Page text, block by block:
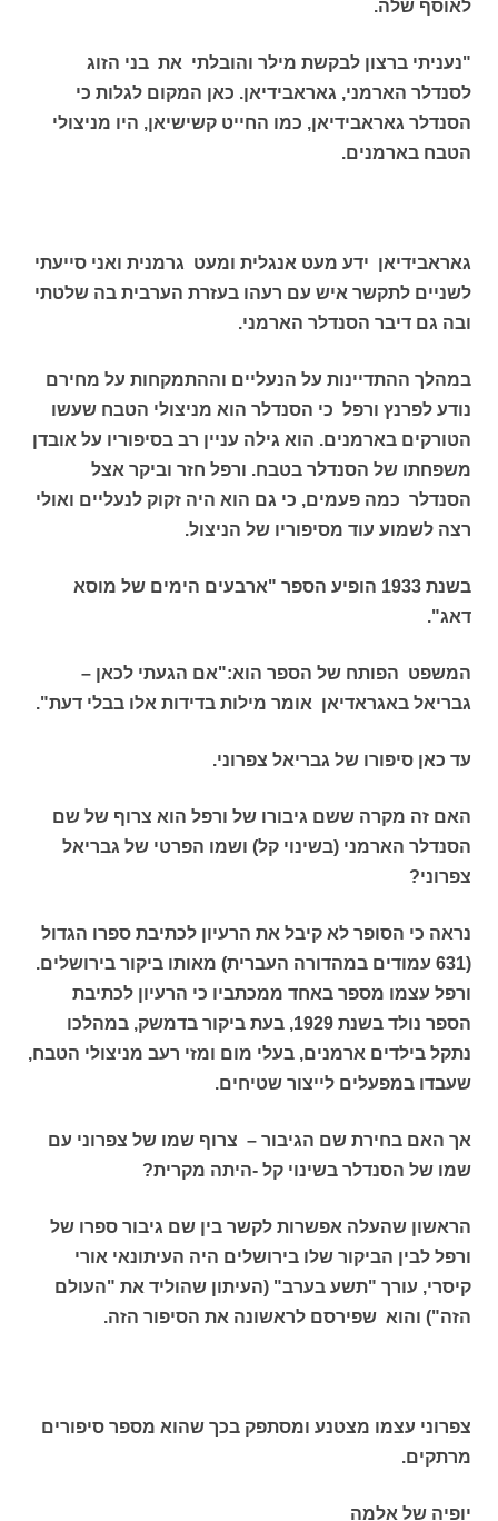
לאוסף שלה.
"נעניתי ברצון לבקשת מילר והובלתי את בני הזוג
לסנדלר הארמני, גאראבידיאן. כאן המקום לגלות כי
הסנדלר גאראבידיאן, כמו החייט קשישיאן, היו מניצולי
הטבח בארמנים.
גאראבידיאן ידע מעט אנגלית ומעט גרמנית ואני סייעתי
לשניים לתקשר איש עם רעהו בעזרת הערבית בה שלטתי
ובה גם דיבר הסנדלר הארמני.
במהלך ההתדיינות על הנעליים וההתמקחות על מחירם
נודע לפרנץ ורפל כי הסנדלר הוא מניצולי הטבח שעשו
הטורקים בארמנים. הוא גילה עניין רב בסיפוריו על אובדן
משפחתו של הסנדלר בטבח. ורפל חזר וביקר אצל
הסנדלר כמה פעמים, כי גם הוא היה זקוק לנעליים ואולי
רצה לשמוע עוד מסיפוריו של הניצול.
בשנת 1933 הופיע הספר "ארבעים הימים של מוסא
דאג".
המשפט הפותח של הספר הוא:"אם הגעתי לכאן –
גבריאל באגראדיאן אומר מילות בדידות אלו בבלי דעת".
עד כאן סיפורו של גבריאל צפרוני.
האם זה מקרה ששם גיבורו של ורפל הוא צרוף של שם
הסנדלר הארמני (בשינוי קל) ושמו הפרטי של גבריאל
צפרוני?
נראה כי הסופר לא קיבל את הרעיון לכתיבת ספרו הגדול
(631 עמודים במהדורה העברית) מאותו ביקור בירושלים.
ורפל עצמו מספר באחד ממכתביו כי הרעיון לכתיבת
הספר נולד בשנת 1929, בעת ביקור בדמשק, במהלכו
נתקל בילדים ארמנים, בעלי מום ומזי רעב מניצולי הטבח,
שעבדו במפעלים לייצור שטיחים.
אך האם בחירת שם הגיבור – צרוף שמו של צפרוני עם
שמו של הסנדלר בשינוי קל -היתה מקרית?
הראשון שהעלה אפשרות לקשר בין שם גיבור ספרו של
ורפל לבין הביקור שלו בירושלים היה העיתונאי אורי
קיסרי, עורך "תשע בערב" (העיתון שהוליד את "העולם
הזה") והוא שפירסם לראשונה את הסיפור הזה.
צפרוני עצמו מצטנע ומסתפק בכך שהוא מספר סיפורים
מרתקים.
יופיה של אלמה